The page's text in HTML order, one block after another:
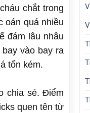
chắt trong
oán quá nhiều
đám lâu nhâu
vào bay ra
tốn kém.
chia sẻ. Điểm
quen tên từ